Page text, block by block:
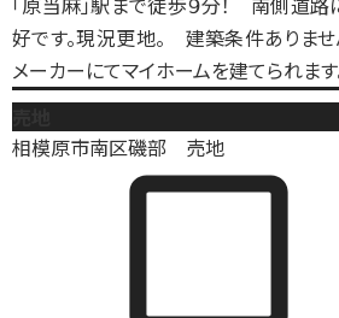
好です。現況更地。 建築条件ありませ
メーカーにてマイホームを建てられます
相模原市南区磯部 売地